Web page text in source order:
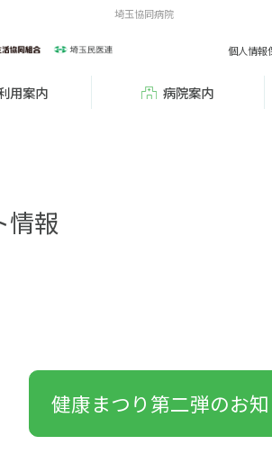
埼玉協同病院
個人情報
用案内 病院案内
情報
健康まつり第二弾のお